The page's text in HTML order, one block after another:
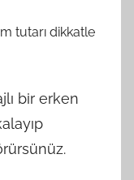
tutarı dikkatle
bir erken